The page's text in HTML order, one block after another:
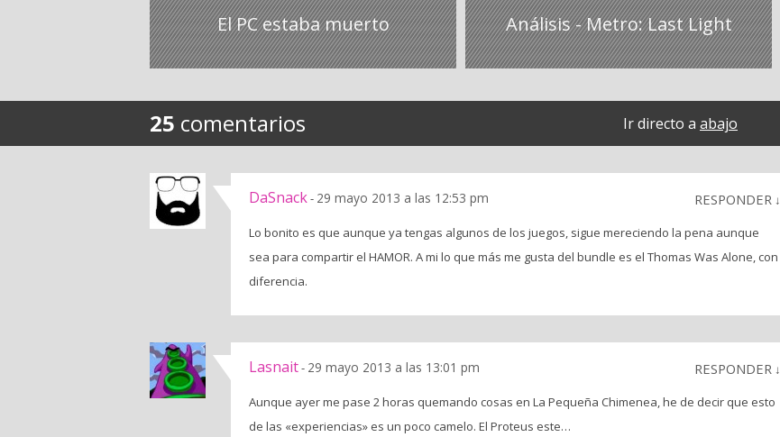
El PC estaba muerto Análisis - Metro: Last Light
25 comentarios Ir directo a abajo
DaSnack- 29 mayo 2013 a las 12:53 pm RESPONDER ↓
Lo bonito es que aunque ya tengas algunos de los juegos, sigue mereciendo la pena aunque
sea para compartir el HAMOR. A mi lo que más me gusta del bundle es el Thomas Was Alone, con
diferencia.
Lasnait- 29 mayo 2013 a las 13:01 pm RESPONDER ↓
Aunque ayer me pase 2 horas quemando cosas en La Pequeña Chimenea, he de decir que esto
de las «experiencias» es un poco camelo. El Proteus este…